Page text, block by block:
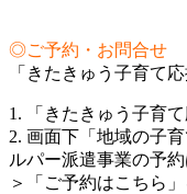
◎ご予約・お問合せ
「きたきゅう子育て
1. 「きたきゅう子育
2. 画面下「地域の子
ルパー派遣事業の予約
＞「ご予約はこちら